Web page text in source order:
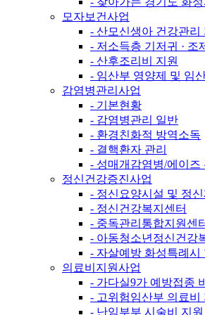
모자보건사업
- 산모신생아 건강관리
- 저소득층 기저귀 · 조
- 산후조리비 지원
- 임산부 영양제 및 임
감염병관리사업
- 기본현황
- 감염병관리 일반
- 환경친화적 방역소독
- 결핵환자 관리
- 성매개감염병/에이즈
정신건강증진사업
- 정신요양시설 및 정
- 정신건강복지센터
- 중독관리통합지원센
- 아동청소년정신건강
- 자살예방 화성특례시
의료비지원사업
- 가다실9가 예방접종
- 고위험임산부 의료비
- 난임부부 시술비 지원